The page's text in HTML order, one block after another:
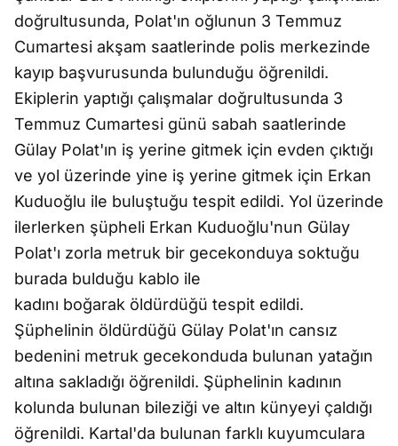
doğrultusunda, Polat'ın oğlunun 3 Temmuz
Cumartesi akşam saatlerinde polis merkezinde
kayıp başvurusunda bulunduğu öğrenildi.
Ekiplerin yaptığı çalışmalar doğrultusunda 3
Temmuz Cumartesi günü sabah saatlerinde
Gülay Polat'ın iş yerine gitmek için evden çıktığı
ve yol üzerinde yine iş yerine gitmek için Erkan
Kuduoğlu ile buluştuğu tespit edildi. Yol üzerinde
ilerlerken şüpheli Erkan Kuduoğlu'nun Gülay
Polat'ı zorla metruk bir gecekonduya soktuğu
burada bulduğu kablo ile
kadını boğarak öldürdüğü tespit edildi.
Şüphelinin öldürdüğü Gülay Polat'ın cansız
bedenini metruk gecekonduda bulunan yatağın
altına sakladığı öğrenildi. Şüphelinin kadının
kolunda bulunan bileziği ve altın künyeyi çaldığı
öğrenildi. Kartal'da bulunan farklı kuyumculara